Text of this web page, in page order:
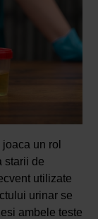
un rol
starii de
utilizate
urinar se
ambele teste